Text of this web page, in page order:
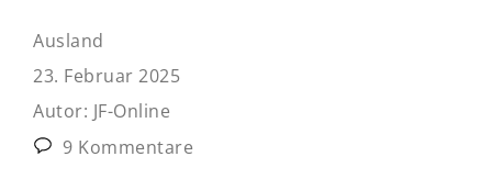
Ausland
23. Februar 2025
Autor: JF-Online
9 Kommentare